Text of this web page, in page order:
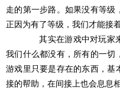
走的第一步路。如果没有等级
正因为有了等级，我们才能接
其实在游戏中对玩家来说
我们什么都没有，所有的一切
游戏里只要是存在的东西，基
接的帮助，在间接上也会息息相